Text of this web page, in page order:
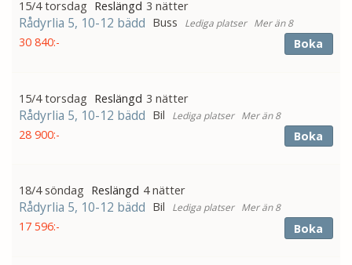
15/4 torsdag 3 nätter
Rådyrlia 5, 10-12 bädd Buss Mer än 8
30 840:- Boka
15/4 torsdag 3 nätter
Rådyrlia 5, 10-12 bädd Bil Mer än 8
28 900:- Boka
18/4 söndag 4 nätter
Rådyrlia 5, 10-12 bädd Bil Mer än 8
17 596:- Boka